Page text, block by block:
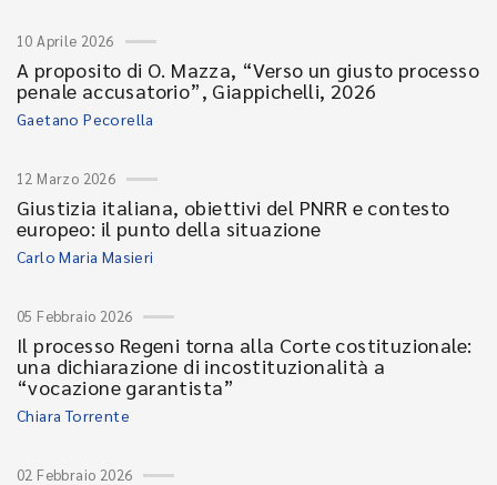
10 Aprile 2026
A proposito di O. Mazza, “Verso un giusto processo
penale accusatorio”, Giappichelli, 2026
Gaetano Pecorella
12 Marzo 2026
Giustizia italiana, obiettivi del PNRR e contesto
europeo: il punto della situazione
Carlo Maria Masieri
05 Febbraio 2026
Il processo Regeni torna alla Corte costituzionale:
una dichiarazione di incostituzionalità a
“vocazione garantista”
Chiara Torrente
02 Febbraio 2026